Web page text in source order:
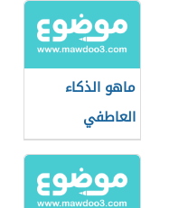
ماهو الذكاء
العاطفي